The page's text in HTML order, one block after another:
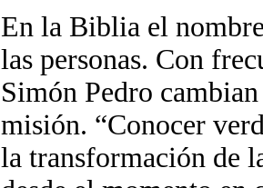
En la Biblia el
las personas. Con
Simón Pedro
misión. “Conocer
la transformación de